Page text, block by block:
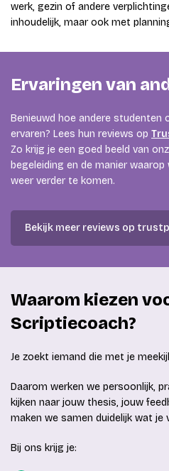
werk, gezin of andere
inhoudelijk, maar ook met
Ervaringen van
Benieuwd hoe andere studenten
ervaren? Lees hun reviews op
Zo krijg je een goed beeld van
begeleiding en de manier
weer verder te komen.
Bekijk meer reviews op
Waarom kiezen
Scriptiecoach?
Je zoekt iemand die met je
Daarom werken we persoonlijk,
kijken naar jouw thesis, jouw
maken we samen duidelijk wat je
Bij ons krijg je: